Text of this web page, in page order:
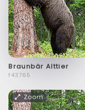
Braunbär Alttier
f43765
Zoom